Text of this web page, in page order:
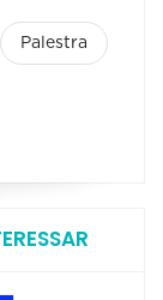
Palestra